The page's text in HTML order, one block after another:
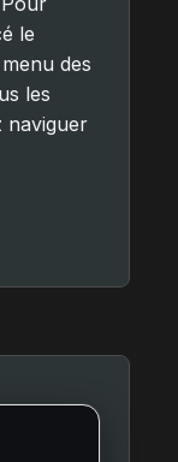
le
des
les
naviguer